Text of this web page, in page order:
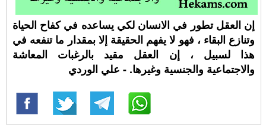
إن العقل تطور في الانسان لكي يساعده في كفاح الحياة
وتنازع البقاء ، فهو لا يفهم الحقيقة إلا بمقدار ما تنفعه في
هذا لسبيل ، إن العقل مقيد بالرغبات المعاشة
والاجتماعية والجنسية وغيرها. - علي الوردي